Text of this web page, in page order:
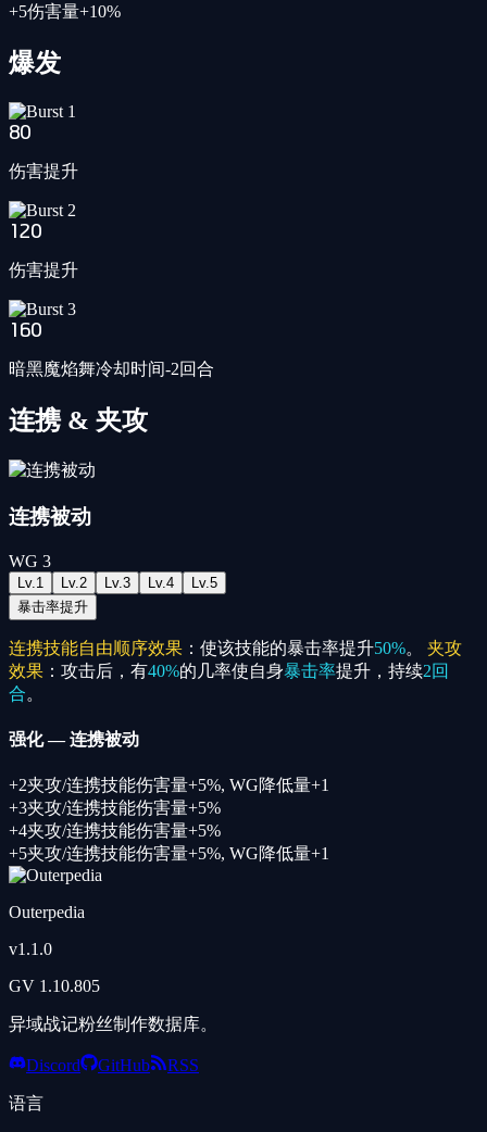
+5伤害量+10%
爆发
80
伤害提升
120
伤害提升
160
暗黑魔焰舞冷却时间-2回合
连携 & 夹攻
连携被动
WG 3
Lv. 1 Lv. 2 Lv. 3 Lv. 4 Lv. 5
暴击率提升
连携技能自由顺序效果 ：使该技能的暴击率提升50%。 夹攻
效果 ：攻击后，有40%的几率使自身暴击率提升，持续2回
合。
强化—连携被动
+2夹攻/连携技能伤害量+5%, WG降低量+1
+3夹攻/连携技能伤害量+5%
+4夹攻/连携技能伤害量+5%
+5夹攻/连携技能伤害量+5%, WG降低量+1
Outerpedia
v1.1.0
GV 1.10.805
异域战记粉丝制作数据库。
Discord GitHub RSS
语言